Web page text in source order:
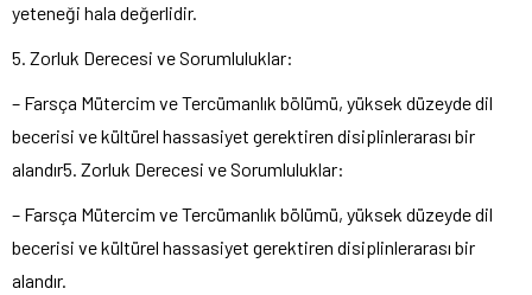
yeteneği hala değerlidir.
5. Zorluk Derecesi ve Sorumluluklar:
– Farsça Mütercim ve Tercümanlık bölümü, yüksek düzeyde dil
becerisi ve kültürel hassasiyet gerektiren disiplinlerarası bir
alandır5. Zorluk Derecesi ve Sorumluluklar:
– Farsça Mütercim ve Tercümanlık bölümü, yüksek düzeyde dil
becerisi ve kültürel hassasiyet gerektiren disiplinlerarası bir
alandır.